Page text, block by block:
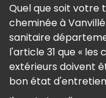
Quel que soit votre
cheminée à
sanitaire
l'article 31 que «
extérieurs doivent
bon état